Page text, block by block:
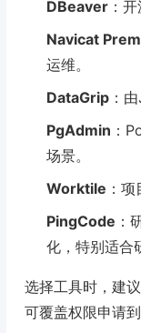
DBeaver ：
Navicat
运维。
DataGrip ：
PgAdmin ：
场景。
Worktile ：
PingCode ：
化，特别适合
选择工具时，建
可覆盖权限申请